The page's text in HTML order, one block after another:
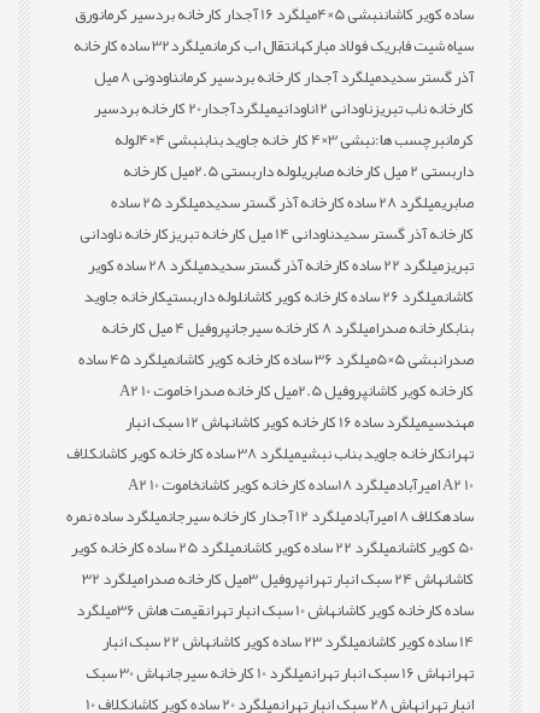
ساده کویر کاشاننبشی 5×4 میلگرد 16 آجدار کارخانه بردسیر کرمان
ورق
سیاه شیت فابریک فولاد مبارکهانتقال اب کرمان
میلگرد32 ساده کارخانه
آذر گستر سدیدمیلگرد آجدار کارخانه بردسیر کرمان
ناودونی 8 میل
کارخانه ناب تبریزناودانی 12 ناودانی
میلگردآجدار20 کارخانه بردسیر
کرمانبرچسب ها:نبشی 3×4 کار خانه جاوید بناب نبشی 4×4
لوله
داربستی 2 میل کارخانه صابری
لوله داربستی 2.5میل کارخانه
صابریمیلگرد 28 ساده کارخانه آذر گستر سدید
میلگرد 25 ساده
کارخانه آذر گستر سدیدناودانی 14 میل کارخانه تبریز
کارخانه ناودانی
تبریزمیلگرد 22 ساده کارخانه آذر گستر سدید
میلگرد 28 ساده کویر
کاشانمیلگرد 26 ساده کارخانه کویر کاشان لوله داربستیکارخانه جاوید
بنابکارخانه صدرامیلگرد 8 کارخانه سیرجان
پروفیل 4 میل کارخانه
صدرانبشی 5×5 میلگرد 36 ساده کارخانه کویر کاشان
میلگرد 45 ساده
کارخانه کویر کاشانپروفیل 2.5میل کارخانه صدرا
خاموت 10 A2
مهندسیمیلگرد ساده 16 کارخانه کویر کاشان
هاش 12 سبک انبار
تهرانکارخانه جاوید بناب نبشیمیلگرد 38 ساده کارخانه کویر کاشان
کلاف
10 A2 امیرآباد
میلگرد 18ساده کارخانه کویر کاشان
خاموت 10 A2
سادهکلاف 8 امیرآباد میلگرد 12 آجدار کارخانه سیرجان
میلگرد ساده نمره
50 کویر کاشان
میلگرد 22 ساده کویر کاشان
میلگرد 25 ساده کارخانه کویر
کاشانهاش 24 سبک انبار تهران پروفیل 3میل کارخانه صدرا
میلگرد 32
ساده کارخانه کویر کاشانهاش 10 سبک انبار تهران قیمت هاش 36
میلگرد
14 ساده کویر کاشان
میلگرد 23 ساده کویر کاشان
هاش 22 سبک انبار
تهرانهاش 16 سبک انبار تهران میلگرد 10 کارخانه سیرجان
هاش 30 سبک
انبار تهرانهاش 28 سبک انبار تهران میلگرد 20 ساده کویر کاشان
کلاف 10